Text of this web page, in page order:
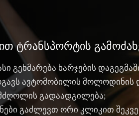
ტრანსპორტის
გეხმარება ხარჯების
ავტომობილის
გადაადგილება;
გაძლევთ ორი კლიკით